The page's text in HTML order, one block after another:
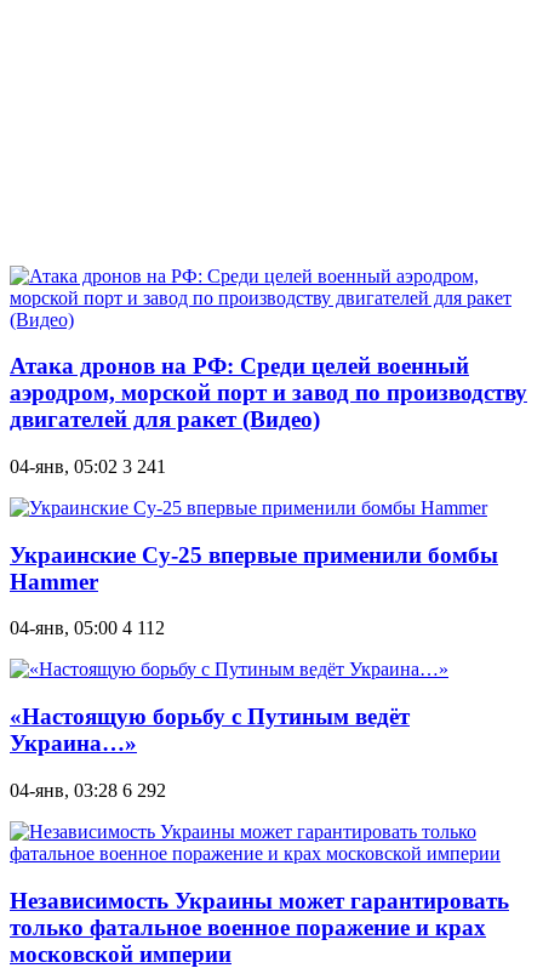
Атака дронов на РФ: Среди целей военный
аэродром, морской порт и завод по производству
двигателей для ракет (Видео)
04-янв, 05:02 3 241
Украинские Су-25 впервые применили бомбы
Hammer
04-янв, 05:00 4 112
«Настоящую борьбу с Путиным ведёт
Украина…»
04-янв, 03:28 6 292
Независимость Украины может гарантировать
только фатальное военное поражение и крах
московской империи